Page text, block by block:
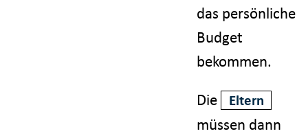
das persönliche
Budget
bekommen.
Die
Eltern
müssen dann